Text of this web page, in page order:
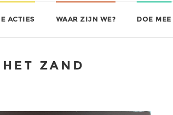
ACTIES WAAR ZIJN WE? DOE MEE
ZAND